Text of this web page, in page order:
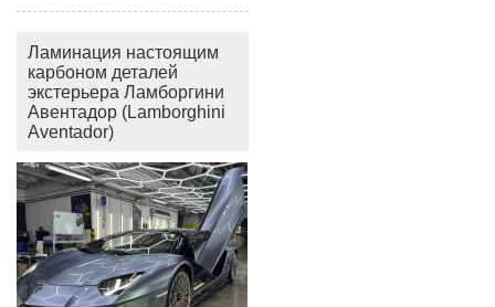
Ламинация настоящим
карбоном деталей
экстерьера Ламборгини
Авентадор (Lamborghini
Aventador)